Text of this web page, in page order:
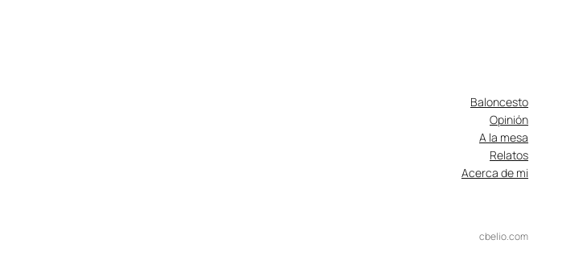
Baloncesto
Opinión
A la mesa
Relatos
Acerca de mi
cbelio.com